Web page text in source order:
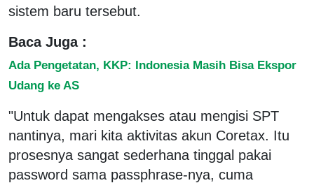
sistem baru tersebut.
Baca Juga :
Ada Pengetatan, KKP: Indonesia Masih Bisa Ekspor
Udang ke AS
"Untuk dapat mengakses atau mengisi SPT
nantinya, mari kita aktivitas akun Coretax. Itu
prosesnya sangat sederhana tinggal pakai
password sama passphrase-nya, cuma